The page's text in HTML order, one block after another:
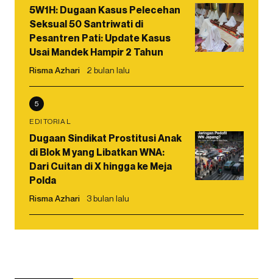
5W1H: Dugaan Kasus Pelecehan
Seksual 50 Santriwati di
Pesantren Pati: Update Kasus
Usai Mandek Hampir 2 Tahun
Risma Azhari 2 bulan lalu
5
EDITORIAL
Dugaan Sindikat Prostitusi Anak
di Blok M yang Libatkan WNA:
Dari Cuitan di X hingga ke Meja
Polda
Risma Azhari 3 bulan lalu